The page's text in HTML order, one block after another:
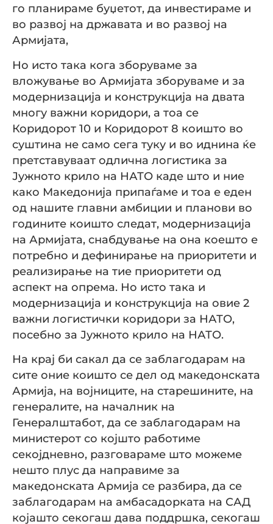
го планираме буџетот, да инвестираме и
во развој на државата и во развој на
Армијата,
Но исто така кога зборуваме за
вложување во Армијата зборуваме и за
модернизација и конструкција на двата
многу важни коридори, а тоа се
Коридорот 10 и Коридорот 8 коишто во
суштина не само сега туку и во иднина ќе
претставуваат одлична логистика за
Јужното крило на НАТО каде што и ние
како Македонија припаѓаме и тоа е еден
од нашите главни амбиции и планови во
годините коишто следат, модернизација
на Армијата, снабдување на она коешто е
потребно и дефинирање на приоритети и
реализирање на тие приоритети од
аспект на опрема. Но исто така и
модернизација и конструкција на овие 2
важни логистички коридори за НАТО,
посебно за Јужното крило на НАТО.
На крај би сакал да се заблагодарам на
сите оние коишто се дел од македонската
Армија, на војниците, на старешините, на
генералите, на началник на
Генералштабот, да се заблагодарам на
министерот со којшто работиме
секојдневно, разговараме што можеме
нешто плус да направиме за
македонската Армија се разбира, да се
заблагодарам на амбасадорката на САД
којашто секогаш дава поддршка, секогаш